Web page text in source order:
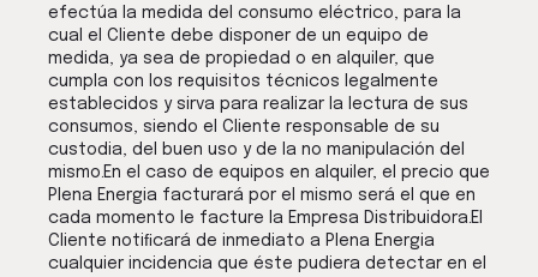
efectúa la medida del consumo eléctrico, para la
cual el Cliente debe disponer de un equipo de
medida, ya sea de propiedad o en alquiler, que
cumpla con los requisitos técnicos legalmente
establecidos y sirva para realizar la lectura de sus
consumos, siendo el Cliente responsable de su
custodia, del buen uso y de la no manipulación del
mismo.En el caso de equipos en alquiler, el precio que
Plena Energia facturará por el mismo será el que en
cada momento le facture la Empresa Distribuidora.El
Cliente notiﬁcará de inmediato a Plena Energia
cualquier incidencia que éste pudiera detectar en el